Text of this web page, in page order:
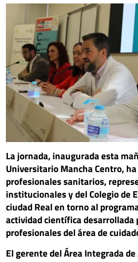
La jornada, inaugurada esta
Universitario Mancha Centro,
profesionales sanitarios,
institucionales y del Colegio de
ciudad Real en torno al
actividad científica desarrollada
profesionales del área de
El gerente del Área Integrada de